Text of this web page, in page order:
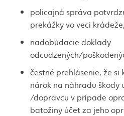
policajná správa
prekážky vo veci krádeže,
nadobúdacie doklady
odcudzených/
čestné prehlásenie, že
nárok na náhradu škody
/dopravcu v prípade
batožiny účet za jeho